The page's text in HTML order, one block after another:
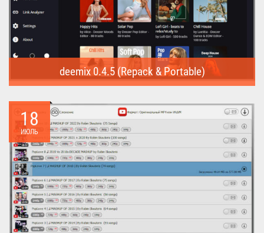
deemix 0.4.5 (Repack & Portable)
треки...
18
ИЮЛЬ